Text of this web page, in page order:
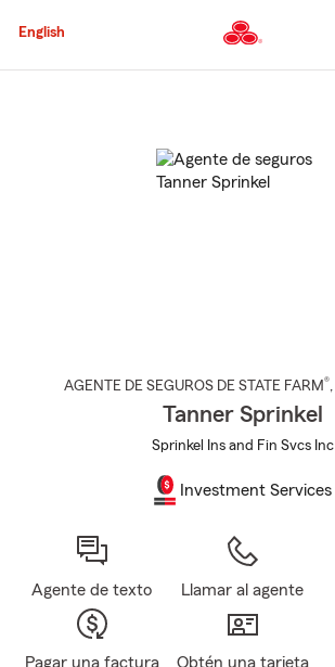
al
principal
English
AGENTE DE SEGUROS DE STATE FARM®,
Tanner Sprinkel
Sprinkel Ins and Fin Svcs Inc
Investment Services
Agente de texto Llamar al agente
Pagar una factura
Obtén una tarjeta